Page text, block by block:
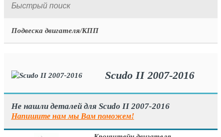
Подвеска двигателя/КПП
Scudo II 2007-2016
Не нашли деталей для Scudo II 2007-2016
Напишите нам мы Вам поможем!